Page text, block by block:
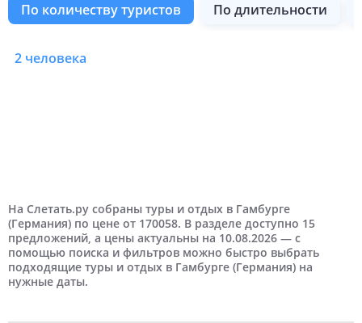
по количеству туристов по длительности
2 человека
8 дней 12 дней
Октябрь Ноябрь
Недорогие Дорогие
Самые дорогие
Отели 4 звезды Отели 5 звезд
На Слетать.ру собраны туры и отдых в Гамбурге
(Германия) по цене от 170058. В разделе доступно 15
предложений, а цены актуальны на 10.08.2026 — с
помощью поиска и фильтров можно быстро выбрать
подходящие туры и отдых в Гамбурге (Германия) на
нужные даты.